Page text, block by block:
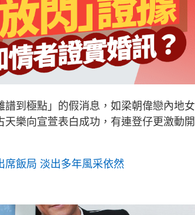
到極點」的假消息，如梁朝偉戀內地女
樂向宣萱表白成功，有連登仔更激動開
席飯局 淡出多年風采依然